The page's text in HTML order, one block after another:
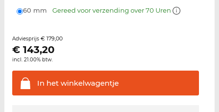
60 mm Gereed voor verzending over 70 Uren
Adviesprijs € 179,00
€ 143,20
incl. 21.00% btw.
In hetwinkelwagentje